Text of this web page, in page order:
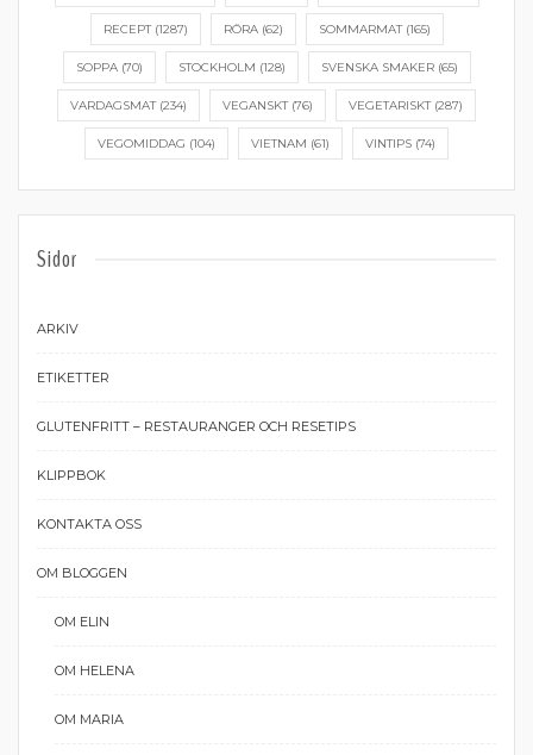
RECEPT(1287) RÖRA(62) SOMMARMAT(165)
SOPPA(70) STOCKHOLM (128) SVENSKA SMAKER(65)
VARDAGSMAT(234) VEGANSKT(76) VEGETARISKT(287)
VEGOMIDDAG (104) VIETNAM (61) VINTIPS (74)
Sidor
ARKIV
ETIKETTER
GLUTENFRITT – RESTAURANGER OCH RESETIPS
KLIPPBOK
KONTAKTA OSS
OM BLOGGEN
OM ELIN
OM HELENA
OM MARIA